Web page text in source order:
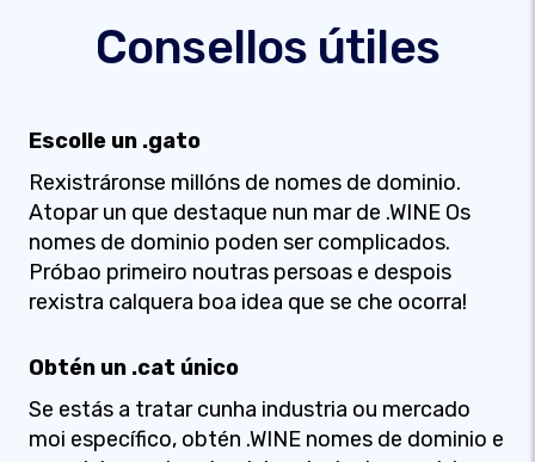
Consellos útiles
Escolle un .gato
Rexistráronse millóns de nomes de dominio.
Atopar un que destaque nun mar de .WINE Os
nomes de dominio poden ser complicados.
Próbao primeiro noutras persoas e despois
rexistra calquera boa idea que se che ocorra!
Obtén un .cat único
Se estás a tratar cunha industria ou mercado
moi específico, obtén .WINE nomes de dominio e